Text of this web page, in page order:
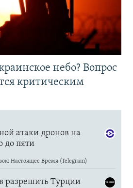
небо? Вопрос
критическим